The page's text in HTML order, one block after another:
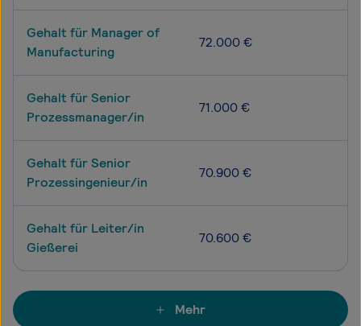
Gehalt für Manager of
Manufacturing
72.000 €
Gehalt für Senior
Prozessmanager/in
71.000 €
Gehalt für Senior
Prozessingenieur/in
70.900 €
Gehalt für Leiter/in
Gießerei
70.600 €
Mehr